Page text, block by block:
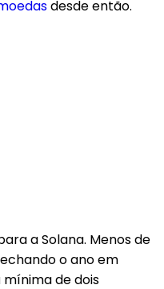
desde então.
a Solana. Menos de
o ano em
mínima de dois